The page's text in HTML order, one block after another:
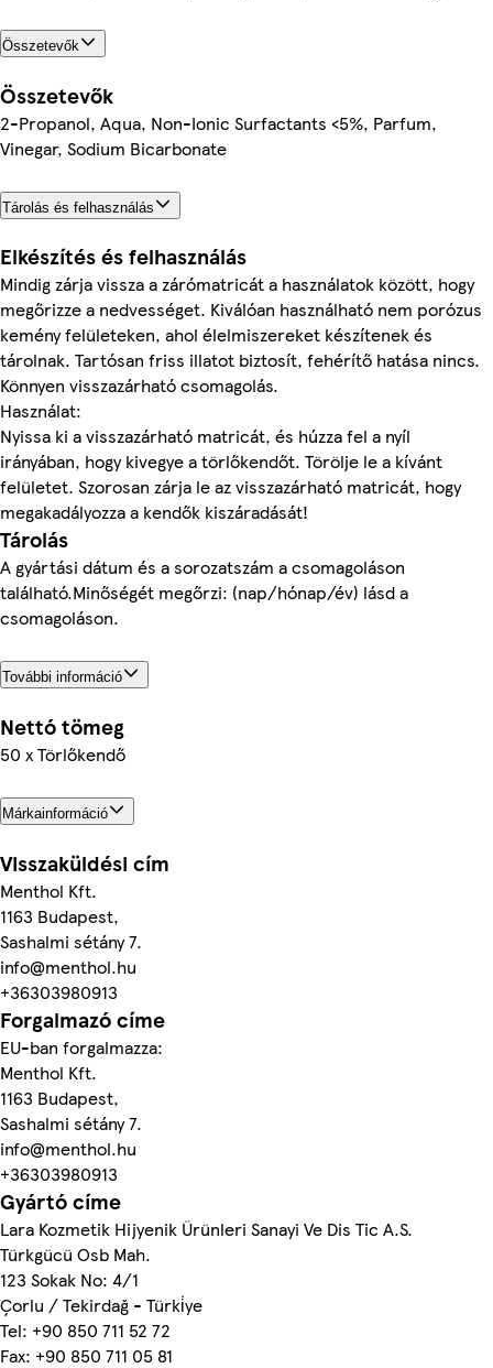
Összetevők
Összetevők
2-Propanol, Aqua, Non-Ionic Surfactants <5%, Parfum,
Vinegar, Sodium Bicarbonate
Tárolás és felhasználás
Elkészítés és felhasználás
Mindig zárja vissza a zárómatricát a használatok között, hogy
megőrizze a nedvességet. Kiválóan használható nem porózus
kemény felületeken, ahol élelmiszereket készítenek és
tárolnak. Tartósan friss illatot biztosít, fehérítő hatása nincs.
Könnyen visszazárható csomagolás.
Használat:
Nyissa ki a visszazárható matricát, és húzza fel a nyíl
irányában, hogy kivegye a törlőkendőt. Törölje le a kívánt
felületet. Szorosan zárja le az visszazárható matricát, hogy
megakadályozza a kendők kiszáradását!
Tárolás
A gyártási dátum és a sorozatszám a csomagoláson
található.Minőségét megőrzi: (nap/hónap/év) lásd a
csomagoláson.
További információ
Nettó tömeg
50 x Törlőkendő
Márkainformáció
Visszaküldési cím
Menthol Kft.
1163 Budapest,
Sashalmi sétány 7.
info@menthol.hu
+36303980913
Forgalmazó címe
EU-ban forgalmazza:
Menthol Kft.
1163 Budapest,
Sashalmi sétány 7.
info@menthol.hu
+36303980913
Gyártó címe
Lara Kozmetik Hijyenik Ürünleri Sanayi Ve Dis Tic A.S.
Türkgücü Osb Mah.
123 Sokak No: 4/1
Çorlu / Tekirdağ - Türki̇ye
Tel: +90 850 711 52 72
Fax: +90 850 711 05 81